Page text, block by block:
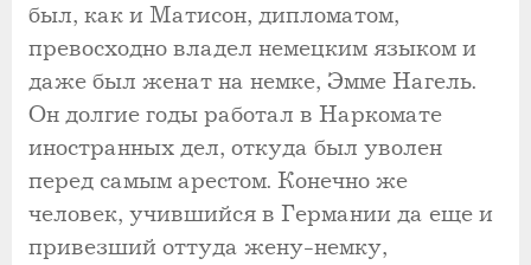
был, как и Матисон, дипломатом,
превосходно владел немецким языком и
даже был женат на немке, Эмме Нагель.
Он долгие годы работал в Наркомате
иностранных дел, откуда был уволен
перед самым арестом. Конечно же
человек, учившийся в Германии да еще и
привезший оттуда жену-немку,